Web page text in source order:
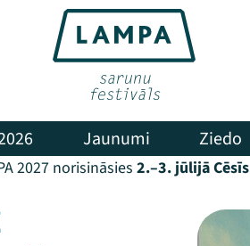
Jaunumi Ziedo
2027 norisināsies 2.–3. jūlijā Cēsīs